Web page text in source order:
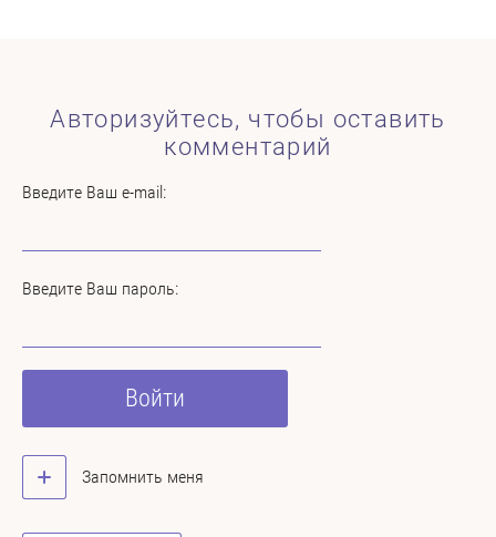
Авторизуйтесь, чтобы оставить
комментарий
Введите Ваш e-mail:
Введите Ваш пароль:
Войти
Запомнить меня